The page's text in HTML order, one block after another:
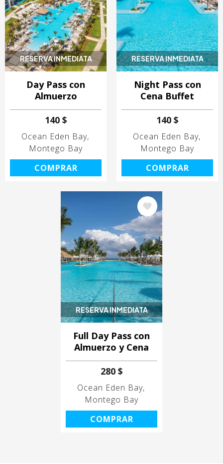
RESERVA INMEDIATA
Day Pass con
Almuerzo
140 $
Ocean Eden Bay
Montego Bay
COMPRAR
RESERVA INMEDIATA
Night Pass con
Cena Buffet
140 $
Ocean Eden Bay
Montego Bay
COMPRAR
RESERVA INMEDIATA
Image
Full Day Pass con
Almuerzo y Cena
280 $
Ocean Eden Bay
Montego Bay
COMPRAR